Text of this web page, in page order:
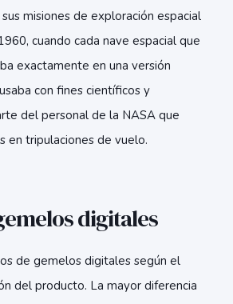
misiones de exploración espacial
cuando cada nave espacial que
exactamente en una versión
con fines científicos y
del personal de la NASA que
en tripulaciones de vuelo.
digitales
de gemelos digitales según el
del producto. La mayor diferencia